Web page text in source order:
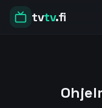
tvtv.fi